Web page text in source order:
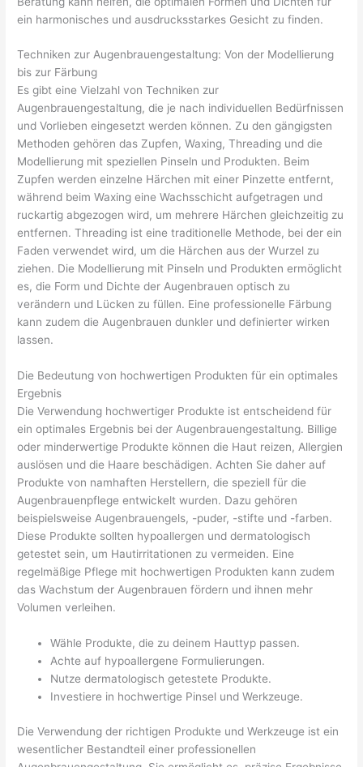
ein harmonisches und ausdrucksstarkes Gesicht zu finden.
Techniken zur Augenbrauengestaltung: Von der Modellierung
bis zur Färbung
Es gibt eine Vielzahl von Techniken zur
Augenbrauengestaltung, die je nach individuellen Bedürfnissen
und Vorlieben eingesetzt werden können. Zu den gängigsten
Methoden gehören das Zupfen, Waxing, Threading und die
Modellierung mit speziellen Pinseln und Produkten. Beim
Zupfen werden einzelne Härchen mit einer Pinzette entfernt,
während beim Waxing eine Wachsschicht aufgetragen und
ruckartig abgezogen wird, um mehrere Härchen gleichzeitig zu
entfernen. Threading ist eine traditionelle Methode, bei der ein
Faden verwendet wird, um die Härchen aus der Wurzel zu
ziehen. Die Modellierung mit Pinseln und Produkten ermöglicht
es, die Form und Dichte der Augenbrauen optisch zu
verändern und Lücken zu füllen. Eine professionelle Färbung
kann zudem die Augenbrauen dunkler und definierter wirken
lassen.
Die Bedeutung von hochwertigen Produkten für ein optimales
Ergebnis
Die Verwendung hochwertiger Produkte ist entscheidend für
ein optimales Ergebnis bei der Augenbrauengestaltung. Billige
oder minderwertige Produkte können die Haut reizen, Allergien
auslösen und die Haare beschädigen. Achten Sie daher auf
Produkte von namhaften Herstellern, die speziell für die
Augenbrauenpflege entwickelt wurden. Dazu gehören
beispielsweise Augenbrauengels, -puder, -stifte und -farben.
Diese Produkte sollten hypoallergen und dermatologisch
getestet sein, um Hautirritationen zu vermeiden. Eine
regelmäßige Pflege mit hochwertigen Produkten kann zudem
das Wachstum der Augenbrauen fördern und ihnen mehr
Volumen verleihen.
Wähle Produkte, die zu deinem Hauttyp passen.
Achte auf hypoallergene Formulierungen.
Nutze dermatologisch getestete Produkte.
Investiere in hochwertige Pinsel und Werkzeuge.
Die Verwendung der richtigen Produkte und Werkzeuge ist ein
wesentlicher Bestandteil einer professionellen